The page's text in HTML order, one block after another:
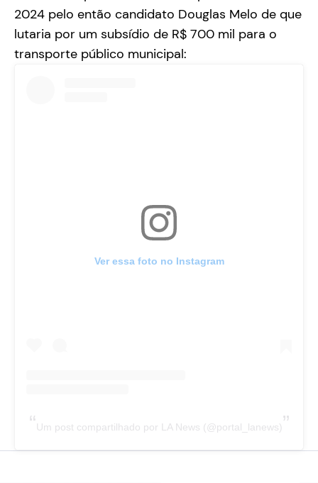
2024 pelo então candidato Douglas Melo de que
lutaria por um subsídio de R$ 700 mil para o
transporte público municipal:
Ver essa foto no Instagram
Um post compartilhado por LA News (@portal_lanews)